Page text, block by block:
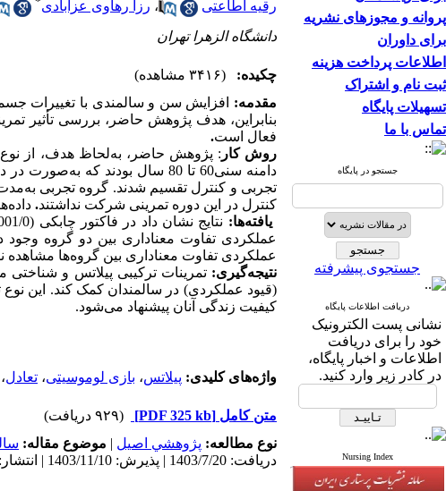
پروانه و مجوزهای نشریه
برای داوران
اطلاعات پرداخت هزینه
ثبت نام و اشتراک
تسهیلات پایگاه
تماس با ما
جستجو در پایگاه
جستجوی پیشرفته
دریافت اطلاعات پایگاه
نشانی پست الکترونیک
خود را برای دریافت
اطلاعات و اخبار پایگاه،
در کادر زیر وارد کنید.
Nursing Index
رقیه اطاعتی ، رزا رهاوی عزآبادی
دانشگاه الزهرا تهران
چکیده:
(۳۴۱۶ مشاهده)
مقدمه:
افزایش سن و سالمندی با تغییرات
بنابراین، هدف پژوهش حاضر، بررسی تأثیر
فعال است.
روش کار : پژوهش حاضر، بهلحاظ هدف، از
دامنه سنی60 تا 80 سال بودند که به
صورت در
تجربی و کنترل تقسیم شدند. گروه تجربی به
کنترل در این دوره تمرینی شرکت نداشتند. داده
یافتهها: نتایج نشان داد در فاکتور چابکی (001/0
عملکردی تفاوت معناداری بین دو گروه وجود
عملکردی تفاوت معناداری بین گروه‌ها مشاهده
نتیجهگیری:تمرینات ترکیبی پیلاتس و شناختی
(قیود عملکردی) در سالمندان کمک کند. این
کیفیت زندگی آنان پیشنهاد می‌شود.
واژه‌های کلیدی: پیلاتس، بازی لوموسیتی، تعادل،
متن کامل [PDF 325 kb]
(۹۲۹ دریافت)
نوع مطالعه: پژوهشي اصیل | موضوع مقاله:
دریافت: 1403/7/20 | پذیرش: 1403/11/10 | انتشار: 1403/11/10